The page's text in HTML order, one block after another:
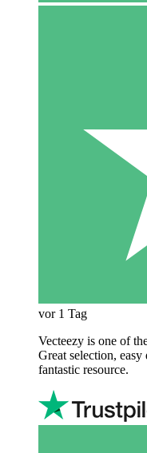
vor 1 Tag
Vecteezy is one of
Great selection,
fantastic resource.